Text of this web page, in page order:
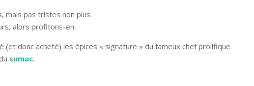
mais pas tristes non plus.
alors profitons-en.
(et donc acheté) les épices « signature » du fameux chef prolifique
sumac.